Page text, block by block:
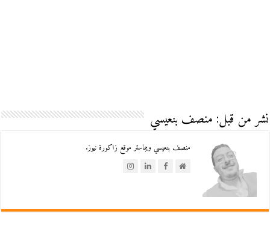
نشر من قبل: منصف بنعيسي
منصف بنعيسي ويبماستر موقع زاكورة نيوز.